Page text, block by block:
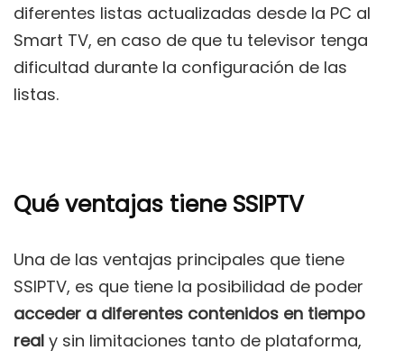
diferentes listas actualizadas desde la PC al
Smart TV, en caso de que tu televisor tenga
dificultad durante la configuración de las
listas.
Qué ventajas tiene SSIPTV
Una de las ventajas principales que tiene
SSIPTV, es que tiene la posibilidad de poder
acceder a diferentes contenidos en tiempo
real y sin limitaciones tanto de plataforma,